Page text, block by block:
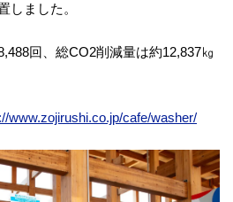
しました。
回、総CO2削減量は約12,837㎏
www.zojirushi.co.jp/cafe/washer/